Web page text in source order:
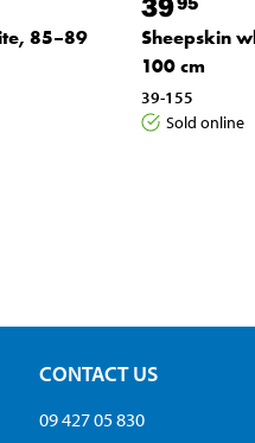
85–89
Sheepskin
100 cm
39-155
Sold online
CONTACT US
09 427 05 830